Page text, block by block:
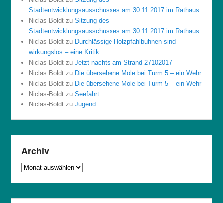
Stadtentwicklungsausschusses am 30.11.2017 im Rathaus
Niclas Boldt zuSitzung des
Stadtentwicklungsausschusses am 30.11.2017 im Rathaus
Niclas-Boldt zu Durchlässige Holzpfahlbuhnen sind
wirkungslos – eine Kritik
Niclas-Boldt zuJetzt nachts am Strand 27102017
Niclas Boldt zu Die übersehene Mole bei Turm 5 – ein Wehr
Niclas-Boldt zu Die übersehene Mole bei Turm 5 – ein Wehr
Niclas-Boldt zuSeefahrt
Niclas-Boldt zuJugend
Archiv
Archiv